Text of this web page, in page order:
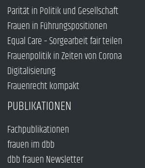
Parität in Politik und Gesellschaft
Frauen in Führungspositionen
Equal Care – Sorgearbeit fair teilen
Frauenpolitik in Zeiten von Corona
Digitalisierung
Frauenrecht kompakt
PUBLIKATIONEN
Fachpublikationen
frauen im dbb
dbb frauen Newsletter